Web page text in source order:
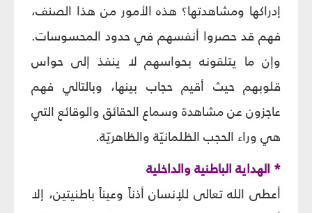
إدراكها ومشاهدتها؟ هذه الأمور من هذا الصنف،
فهم قد حصروا أنفسهم في حدود المحسوسات.
وإن ما يتلقونه بحواسهم لا ينفذ إلى حواس
قلوبهم حيث أقيم حجاب بينها، وبالتالي فهم
عاجزون عن مشاهدة وسماع الحقائق والوقائع التي
هي وراء الحجب الظلمانيّة والظاهريّة.
* الهداية الباطنية والداخلية
أعطى الله تعالى للإنسان أذناً وعيناً باطنيتين، إلا